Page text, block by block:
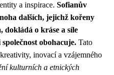
a inspirace. Sofianův
dalších, jejichž kořeny
dokládá o kráse a síle
obohacuje. Tato
inovací a vzájemného
kulturních a etnických